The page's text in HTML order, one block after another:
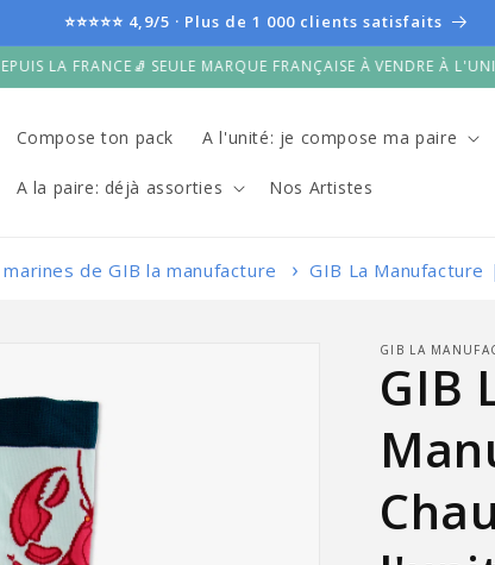
⭐⭐⭐⭐⭐ 4,9/5 · Plus de 1 000 clients satisfaits
🧦 SEULE MARQUE FRANÇAISE À VENDRE À L'UNITÉ -
Compose ton pack A l'unité: je compose ma paire
A la paire: déjà assorties Nos Artistes
de GIB la manufacture GIB La
GIB LA
GIB